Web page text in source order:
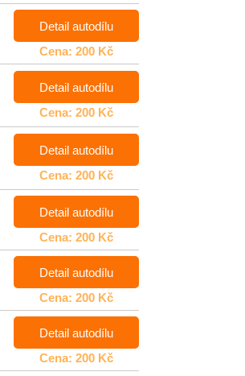
Detail autodílu
Cena: 200 Kč
Detail autodílu
Cena: 200 Kč
Detail autodílu
Cena: 200 Kč
Detail autodílu
Cena: 200 Kč
Detail autodílu
Cena: 200 Kč
Detail autodílu
Cena: 200 Kč